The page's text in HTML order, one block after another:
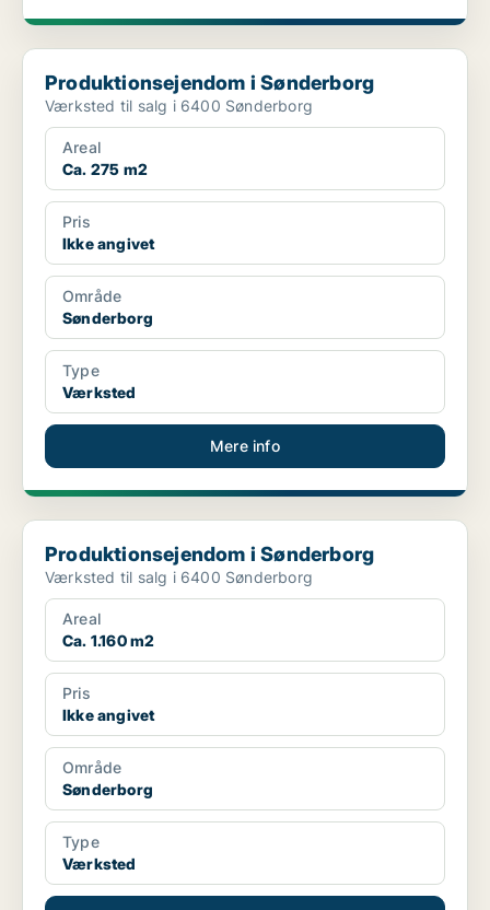
Produktionsejendom i Sønderborg
Produktionsejendom i Sønderborg
Værksted til salg i 6400 Sønderborg
Areal
Ca. 275 m2
Pris
Ikke angivet
Område
Sønderborg
Type
Værksted
Mere info
Produktionsejendom i Sønderborg
Produktionsejendom i Sønderborg
Værksted til salg i 6400 Sønderborg
Areal
Ca. 1.160 m2
Pris
Ikke angivet
Område
Sønderborg
Type
Værksted